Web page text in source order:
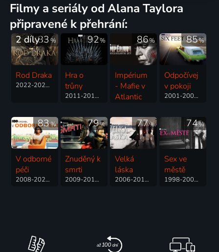
filmy a seriály od Alana Taylora
připravené k přehrání:
83%
2 díly
Rod Draka
2022-2026 | USA | Thriller, Akční, Dobrodružný, Drama, Fantasy, Romantický
92%
Hra o
trůny
2011-2019 | USA, Velká Británie | Fantasy, Akční, Dobrodružný, Drama, Pohádka, Thriller
86%
Impérium
- Mafie v
Atlantic
2010-2014 | USA | Thriller, Drama, Krimi
85%
Odpočívej
v pokoji
2001-2005 | USA | Thriller, Drama
83%
V odborné
péči
2008-2021 | USA | Thriller, Drama
79%
Znuděný k
smrti
2009-2011 | USA | Krimi, Komedie, Mysteriózní
77%
Velká
láska
2006-2011 | USA | Thriller, Drama
74%
Sex ve
městě
1998-2004 | USA | Komedie, Drama, Romantický